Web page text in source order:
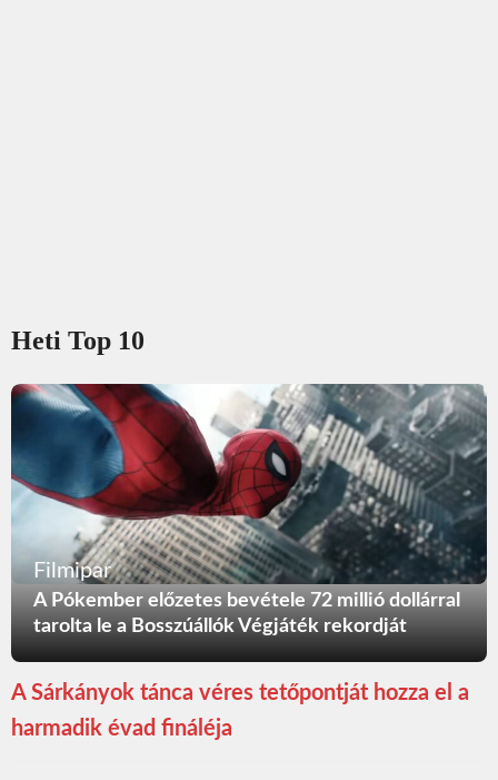
Heti Top 10
Filmipar
A Pókember előzetes bevétele 72 millió dollárral
tarolta le a Bosszúállók Végjáték rekordját
A Sárkányok tánca véres tetőpontját hozza el a
harmadik évad fináléja